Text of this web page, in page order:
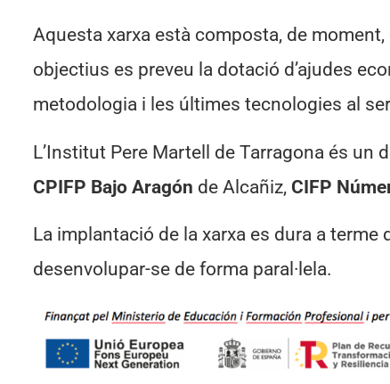
Aquesta xarxa està composta, de
objectius es preveu la dotació d’ajudes
metodologia i les últimes tecnologies al
L’Institut Pere Martell de Tarragona és un
CPIFP Bajo Aragón de Alcañiz, CIFP
La implantació de la xarxa es dura a
desenvolupar-se de forma paral·lela.